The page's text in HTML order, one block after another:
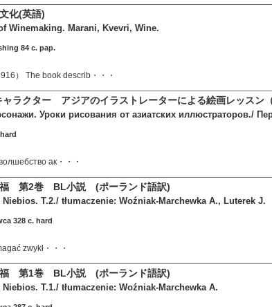
化(英語)
Winemaking. Marani, Kvevri, Wine.
84 c. pap.
） The book describ・・・
ラクター アジアのイラストレーターによる絵画レッスン
Уроки рисования от азиатских иллюстраторов./
ак・・・
第2巻 BL小説 (ポーランド語訳)
Niebios. T.2./ tłumaczenie: Woźniak-Marchewka A., Luterek J.
328 c. hard
zwykł・・・
第1巻 BL小説 (ポーランド語訳)
Niebios. T.1./ tłumaczenie: Woźniak-Marchewka A.